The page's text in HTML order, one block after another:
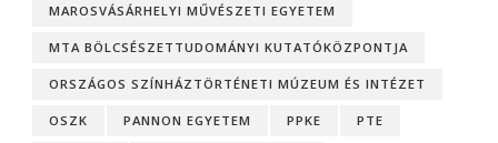
MAROSVÁSÁRHELYI MŰVÉSZETI EGYETEM
MTA BÖLCSÉSZETTUDOMÁNYI KUTATÓKÖZPONTJA
ORSZÁGOS SZÍNHÁZTÖRTÉNETI MÚZEUM ÉS INTÉZET
OSZK PANNON EGYETEM PPKE PTE